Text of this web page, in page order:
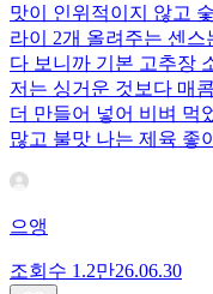
맛이 인위적이지 않고
라이 2개 올려주는 센
다 보니까 기본 고추장
저는 싱거운 것보다 매
더 만들어 넣어 비벼 먹
많고 불맛 나는 제육 좋
으앵
조회수 1.2만26.06.30